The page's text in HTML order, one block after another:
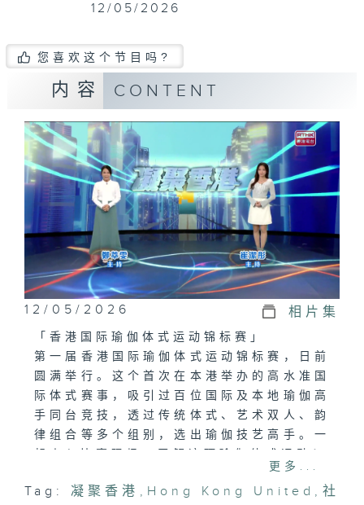
12/05/2026
您喜欢这个节目吗?
内容 CONTENT
12/05/2026 相片集
「香港国际瑜伽体式运动锦标赛」
第一届香港国际瑜伽体式运动锦标赛，日前
圆满举行。这个首次在本港举办的高水准国
际体式赛事，吸引过百位国际及本地瑜伽高
手同台竞技，透过传统体式、艺术双人、韵
律组合等多个组别，选出瑜伽技艺高手。一
「创新IP，廿四节气知多啲」
更多...
Tag: 凝聚香港 , Hong Kong United , 社